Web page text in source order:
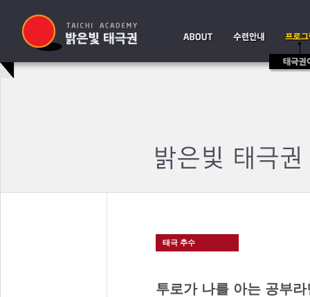
태극 추수
투로가 나를 아는 공부